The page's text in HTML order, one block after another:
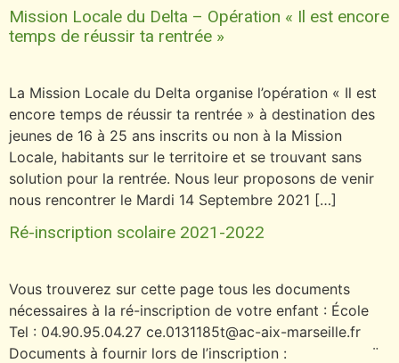
Mission Locale du Delta – Opération « Il est encore
temps de réussir ta rentrée »
La Mission Locale du Delta organise l’opération « Il est
encore temps de réussir ta rentrée » à destination des
jeunes de 16 à 25 ans inscrits ou non à la Mission
Locale, habitants sur le territoire et se trouvant sans
solution pour la rentrée. Nous leur proposons de venir
nous rencontrer le Mardi 14 Septembre 2021 […]
Ré-inscription scolaire 2021-2022
Vous trouverez sur cette page tous les documents
nécessaires à la ré-inscription de votre enfant : École
Tel : 04.90.95.04.27 ce.0131185t@ac-aix-marseille.fr
Documents à fournir lors de l’inscription : ¨